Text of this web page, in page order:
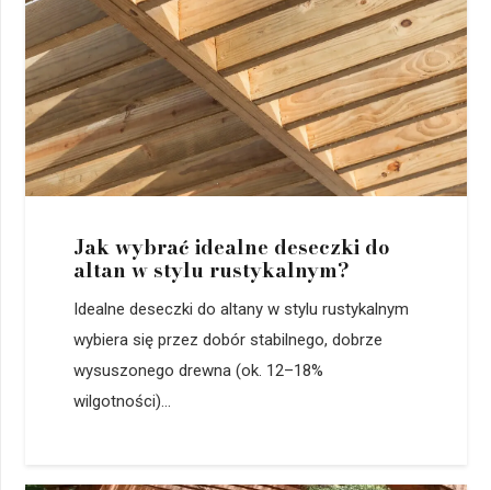
Jak wybrać idealne deseczki do
altan w stylu rustykalnym?
Idealne deseczki do altany w stylu rustykalnym
wybiera się przez dobór stabilnego, dobrze
wysuszonego drewna (ok. 12–18%
wilgotności)...